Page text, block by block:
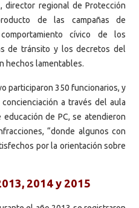
director regional de Protección
de las campañas de
cívico de los
de tránsito y los decretos del
hechos lamentables.
participaron 350 funcionarios, y
a través del aula
de PC, se atendieron
“donde algunos con
por la orientación sobre
2014 y 2015